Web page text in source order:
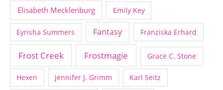
Elisabeth Mecklenburg Emily Key
Eyrisha Summers Fantasy Franziska Erhard
Frost Creek Frostmagie Grace C. Stone
Hexen Jennifer J. Grimm Karl Seitz